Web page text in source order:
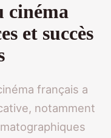
cinéma
et succès
français a
notamment